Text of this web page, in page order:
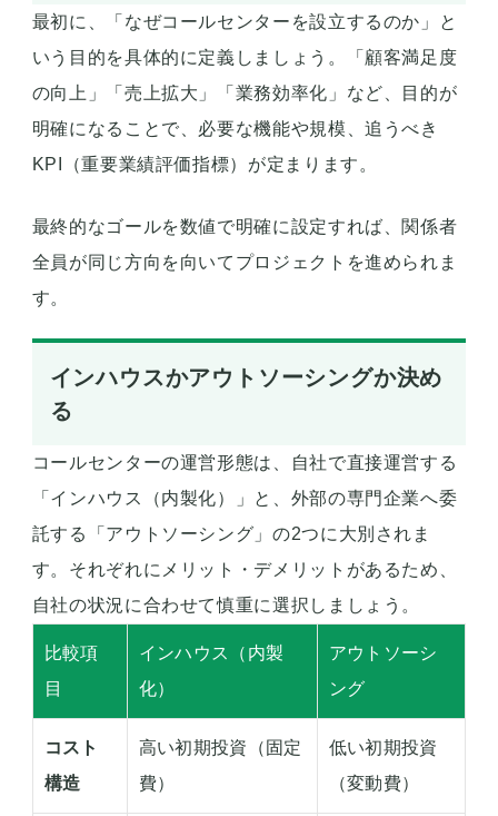
最初に、「なぜコールセンターを設立するのか」と
いう目的を具体的に定義しましょう。「顧客満足度
の向上」「売上拡大」「業務効率化」など、目的が
明確になることで、必要な機能や規模、追うべき
KPI（重要業績評価指標）が定まります。
最終的なゴールを数値で明確に設定すれば、関係者
全員が同じ方向を向いてプロジェクトを進められま
す。
インハウスかアウトソーシングか決め
る
コールセンターの運営形態は、自社で直接運営する
「インハウス（内製化）」と、外部の専門企業へ委
託する「アウトソーシング」の2つに大別されま
す。それぞれにメリット・デメリットがあるため、
自社の状況に合わせて慎重に選択しましょう。
比較項
目
インハウス（内製
化）
アウトソーシ
ング
コスト
構造
高い初期投資（固定
費）
低い初期投資
（変動費）